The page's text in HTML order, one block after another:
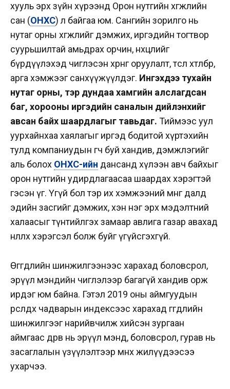
хууль эрх зүйн хүрээнд Орон нутгийн хөгжлийн
сан (ОНХС) л байгаа юм. Сангийн зорилго нь
нутаг орны хөгжлийг дэмжих, иргэдийн тогтвор
суурьшилтай амьдрах орчин, нөхцөлийг
бүрдүүлэхэд чиглэсэн хөрөнгө оруулалт, төсөл хөтөлбөр,
арга хэмжээг санхүүжүүлдэг. Ингэхдээ тухайн
нутаг орны, тэр дундаа хамгийн алслагдсан
баг, хорооны иргэдийн саналын дийлэнхийг
авсан байх шаардлагыг тавьдаг. Тиймээс уул
уурхайнхаа хаялагыг иргэд бодитой хүртэхийн
тулд компаниудын өгч буй хандив, дэмжлэгийг
аль болох ОНХС-ийн дансанд хүлээн авч байхыг
орон нутгийн удирдлагаасаа шаардах хэрэгтэй
гэсэн үг. Үгүй бол тэр их хэмжээний мөнгө далд
эдийн засгийг дэмжих, хэн нэг эрх мэдэлтний
халаасыг түнтийлгэх замаар авлига газар авахад
нөлөөлөх хэрэгсэл болж буйг үгүйсгэхгүй.
Өгөгдлийн шинжилгээнээс харахад боловсрол,
эрүүл мэндийн чиглэлээр багагүй хандив орж
ирдэг юм байна. Гэтэл 2019 оны аймгуудын
өрсөлдөх чадварын индексээс харахад өгөгдлийн
шинжилгээг нарийвчилж хийсэн зургаан
аймгаас дөрөв нь эрүүл мэнд, боловсрол, гурав нь
засаглалын үзүүлэлтээр өмнөх жилүүдээсээ
ухарчээ.